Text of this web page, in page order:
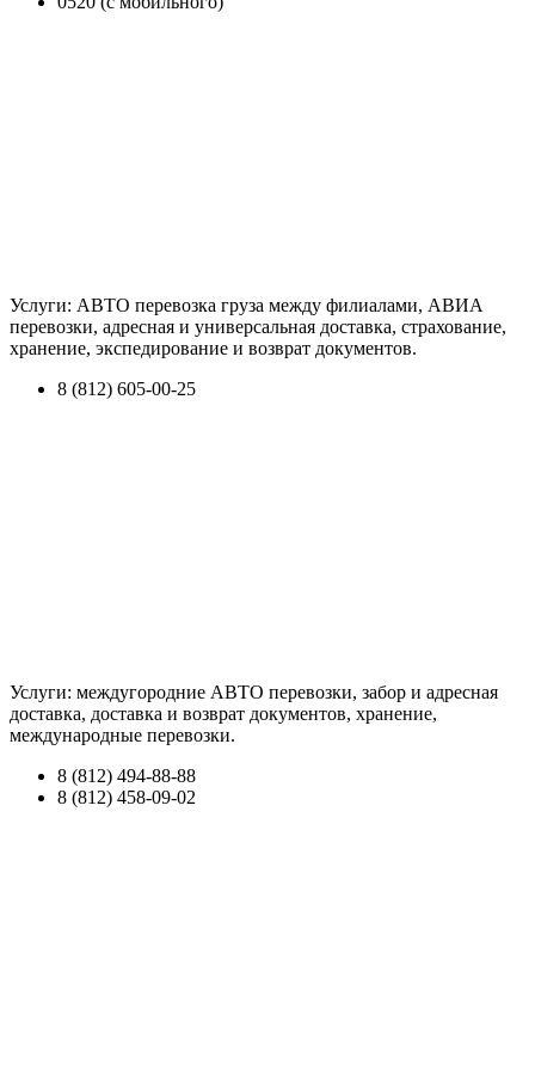
Услуги: АВТО перевозка груза между филиалами, АВИА
перевозки, адресная и универсальная доставка, страхование,
хранение, экспедирование и возврат документов.
8 (812) 605-00-25
Услуги: междугородние АВТО перевозки, забор и адресная
доставка, доставка и возврат документов, хранение,
международные перевозки.
8 (812) 494-88-88
8 (812) 458-09-02